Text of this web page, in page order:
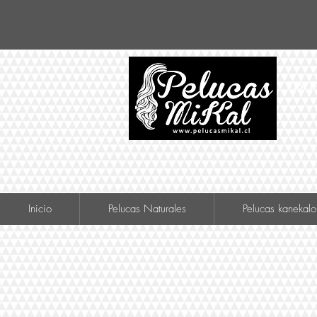
Inicio Pelucas Naturales Pelucas